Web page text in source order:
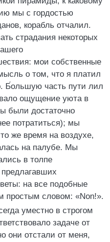
мы с гордостью
корабль отчалил.
страдания некоторых
мои собственные
о том, что я платил
Б́ольшую часть пути лил
ощущение уюта в
были достаточно
потратиться); мы
же время на воздухе,
на палубе. Мы
в толпе
на все подобные
простым словом: «Non!».
уместно в строгом
задаче от
они отстали от меня,